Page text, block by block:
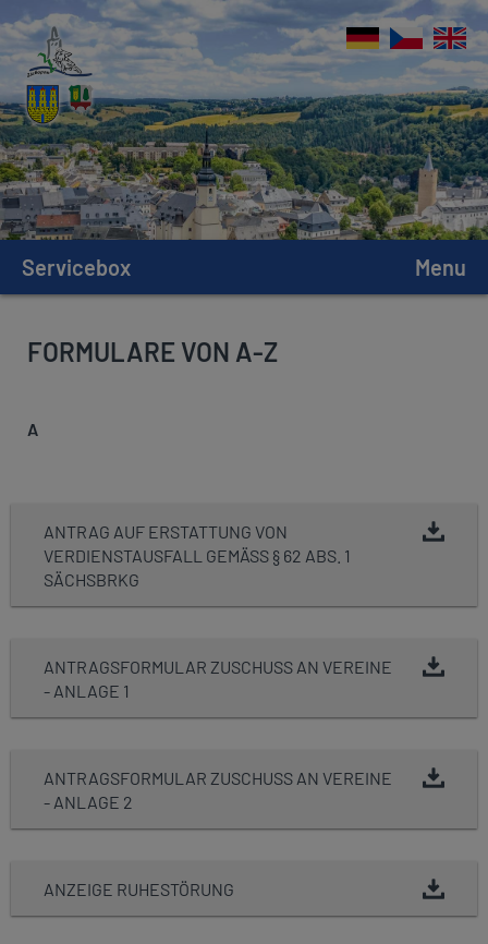
Servicebox Menu
FORMULARE VON A-Z
A
ANTRAG AUF ERSTATTUNG VON
VERDIENSTAUSFALL GEMÄSS § 62 ABS. 1 S
ÄCHSBRKG
ANTRAGSFORMULAR ZUSCHUSS AN VEREINE
- ANLAGE 1
ANTRAGSFORMULAR ZUSCHUSS AN VEREINE
- ANLAGE 2
ANZEIGE RUHESTÖRUNG